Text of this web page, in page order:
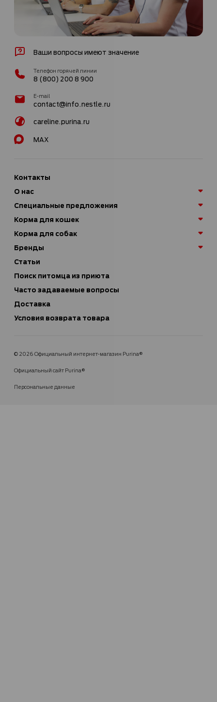
Ваши вопросы имеют значение
Телефон горячей линии
8 (800) 200 8 900
E-mail
contact@info.nestle.ru
careline.purina.ru
MAX
Контакты
О нас
Специальные предложения
Корма для кошек
Корма для собак
Бренды
Статьи
Поиск питомца из приюта
Часто задаваемые вопросы
Доставка
Условия возврата товара
© 2026 Официальный интернет-магазин Purina®
Официальный сайт Purina®
Персональные данные